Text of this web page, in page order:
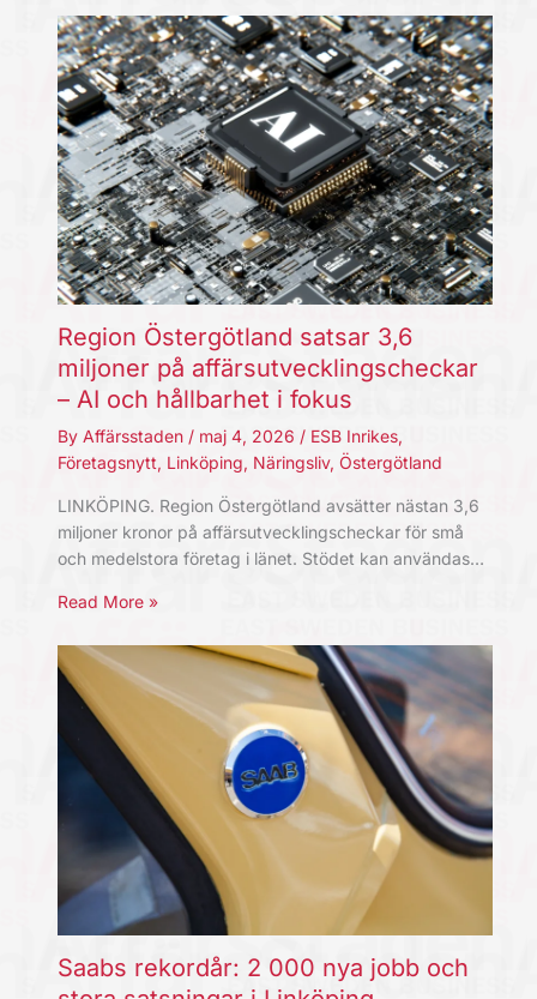
Region Östergötland satsar 3,6
miljoner på affärsutvecklingscheckar
– AI och hållbarhet i fokus
By Affärsstaden / maj 4, 2026 / ESB Inrikes,
Företagsnytt, Linköping, Näringsliv, Östergötland
LINKÖPING. Region Östergötland avsätter nästan 3,6
miljoner kronor på affärsutvecklingscheckar för små
och medelstora företag i länet. Stödet kan användas…
Read More »
Saabs rekordår: 2 000 nya jobb och